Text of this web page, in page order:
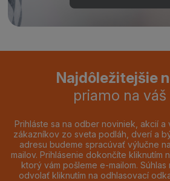
Najdôležitejšie
priamo na váš
Prihláste sa na odber noviniek, akcií
zákazníkov zo sveta podláh, dverí a
adresu budeme spracúvať výlučne
mailov. Prihlásenie dokončíte kliknutím
ktorý vám pošleme e-mailom.
odvolať kliknutím na odhlasovací